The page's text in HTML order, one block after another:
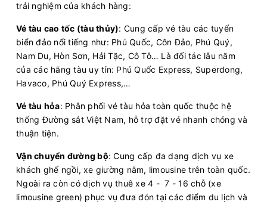
trải nghiệm của khách hàng:
Vé tàu cao tốc (tàu thủy): Cung cấp vé tàu các tuyến
biển đảo nổi tiếng như: Phú Quốc, Côn Đảo, Phú Quý,
Nam Du, Hòn Sơn, Hải Tặc, Cô Tô… Là đối tác lâu năm
của các hãng tàu uy tín: Phú Quốc Express, Superdong,
Havaco, Phú Quý Express,…
Vé tàu hỏa: Phân phối vé tàu hỏa toàn quốc thuộc hệ
thống Đường sắt Việt Nam, hỗ trợ đặt vé nhanh chóng và
thuận tiện.
Vận chuyển đường bộ: Cung cấp đa dạng dịch vụ xe
khách ghế ngồi, xe giường nằm, limousine trên toàn quốc.
Ngoài ra còn có dịch vụ thuê xe 4 - 7 - 16 chỗ (xe
limousine green) phục vụ đưa đón tại các điểm du lịch và